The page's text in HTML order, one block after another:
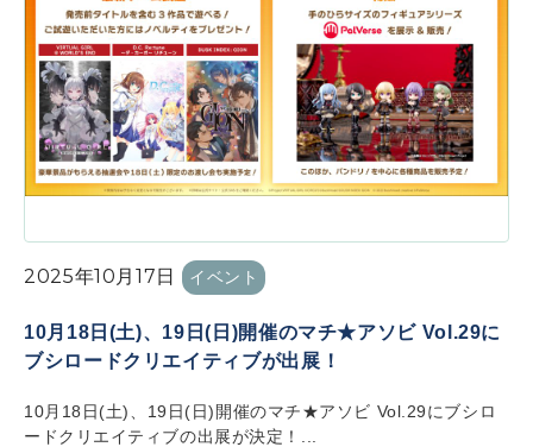
2025年10月17日 イベント
10月18日(土)、19日(日)開催のマチ★アソビ Vol.29に
ブシロードクリエイティブが出展！
10月18日(土)、19日(日)開催のマチ★アソビ Vol.29にブシロ
ードクリエイティブの出展が決定！...